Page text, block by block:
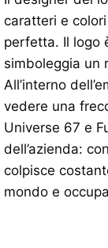
caratteri e
perfetta. Il logo
simboleggia un
All’interno
vedere una
Universe 67 e
dell’azienda:
colpisce
mondo e